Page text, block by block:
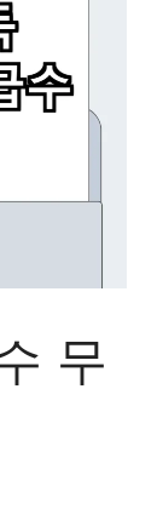
무